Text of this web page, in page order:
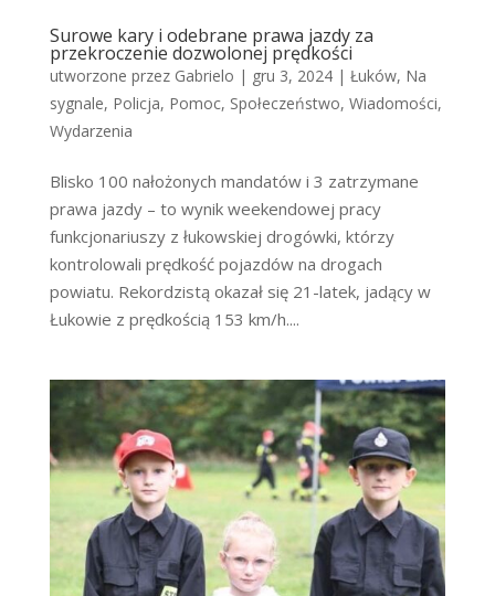
Surowe kary i odebrane prawa jazdy za
przekroczenie dozwolonej prędkości
utworzone przez Gabrielo | gru 3, 2024| Łuków, Na
sygnale, Policja, Pomoc, Społeczeństwo, Wiadomości,
Wydarzenia
Blisko 100 nałożonych mandatów i 3 zatrzymane
prawa jazdy – to wynik weekendowej pracy
funkcjonariuszy z łukowskiej drogówki, którzy
kontrolowali prędkość pojazdów na drogach
powiatu. Rekordzistą okazał się 21-latek, jadący w
Łukowie z prędkością 153 km/h....